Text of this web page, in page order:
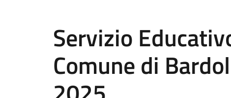
Servizio
Comune di